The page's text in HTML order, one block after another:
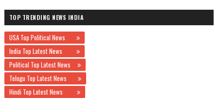
TOP TRENDING NEWS INDIA
USA Top Political News
India Top Latest News
Political Top Latest News
Telugu Top Latest News
Hindi Top Latest News